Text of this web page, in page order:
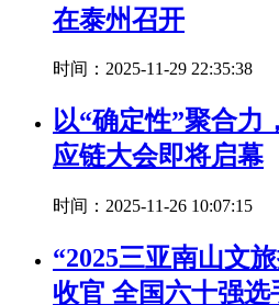
在泰州召开
时间：2025-11-29 22:35:38
以“确定性”聚合力
应链大会即将启幕
时间：2025-11-26 10:07:15
“2025三亚南山文
收官 全国六十强选